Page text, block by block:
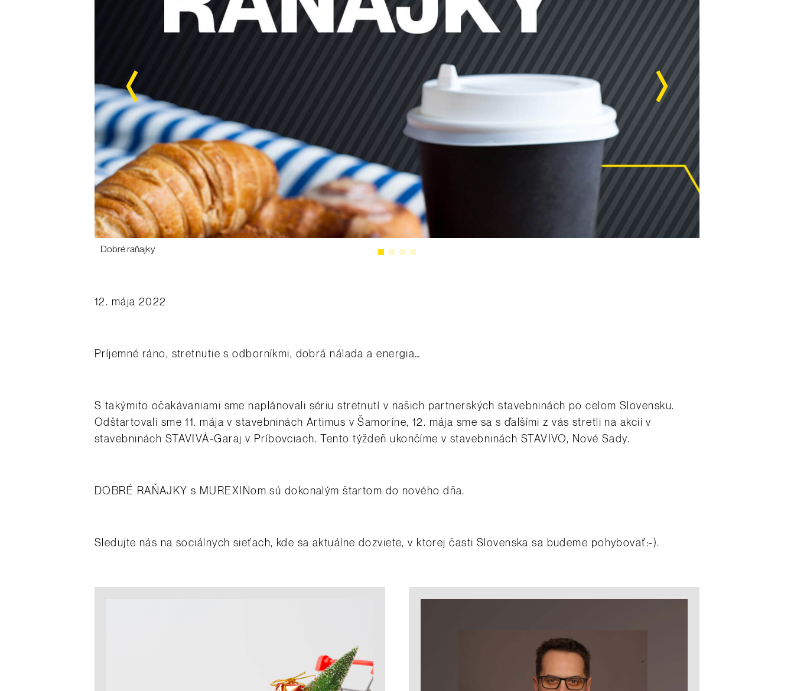
Dobré raňajky
12. mája 2022
Príjemné ráno, stretnutie s odborníkmi, dobrá nálada a energia…
S takýmito očakávaniami sme naplánovali sériu stretnutí v našich partnerských stavebninách po celom Slovensku.
Odštartovali sme 11. mája v stavebninách Artimus v Šamoríne, 12. mája sme sa s ďalšími z vás stretli na akcii v
stavebninách STAVIVÁ-Garaj v Príbovciach. Tento týždeň ukončíme v stavebninách STAVIVO, Nové Sady.
DOBRÉ RAŇAJKY s MUREXINom sú dokonalým štartom do nového dňa.
Sledujte nás na sociálnych sieťach, kde sa aktuálne dozviete, v ktorej časti Slovenska sa budeme pohybovať:-).